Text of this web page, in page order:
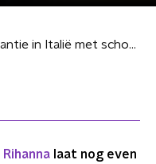
Rihanna geniet van vakantie in Italië met schoonfamilie
Rihanna laat nog even